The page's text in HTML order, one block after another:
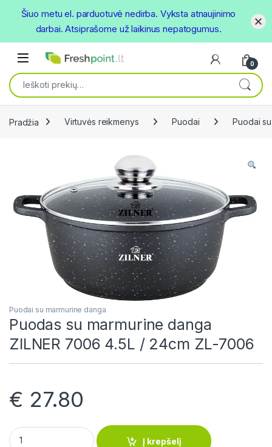
Open
0
Ieškoti:
Pradžia Virtuvės reikmenys Puodai Puodai
Puodai su marmurine danga
Puodas su marmurine danga
ZILNER 7006 4.5L / 24cm ZL-7006
€ 27.80
Puodas su marmurine danga ZILNER 7006 4.5L / 24cm ZL-
Į krepšelį
Šiuo metu el. parduotuvė nedirba. Vyksta atnaujinimo
darbai. Atsiprašome už laikinus nepatogumus.